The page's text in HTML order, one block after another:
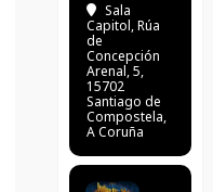
Sala
Capitol, Rúa
de
Concepción
Arenal, 5,
15702
Santiago de
Compostela,
A Coruña